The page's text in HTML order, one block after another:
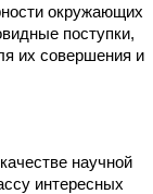
окружающих
поступки,
их совершения и
научной
интересных